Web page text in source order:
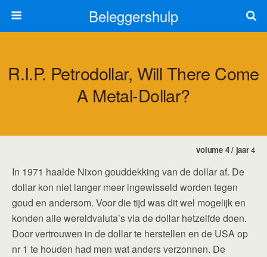
Beleggershulp
R.I.P. Petrodollar, Will There Come
A Metal-Dollar?
volume 4 / jaar4
In 1971 haalde Nixon gouddekking van de dollar af. De
dollar kon niet langer meer ingewisseld worden tegen
goud en andersom. Voor die tijd was dit wel mogelijk en
konden alle wereldvaluta’s via de dollar hetzelfde doen.
Door vertrouwen in de dollar te herstellen en de USA op
nr 1 te houden had men wat anders verzonnen. De